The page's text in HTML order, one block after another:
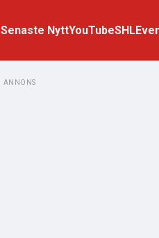
Senaste NyttYouTubeSHL
ANNONS